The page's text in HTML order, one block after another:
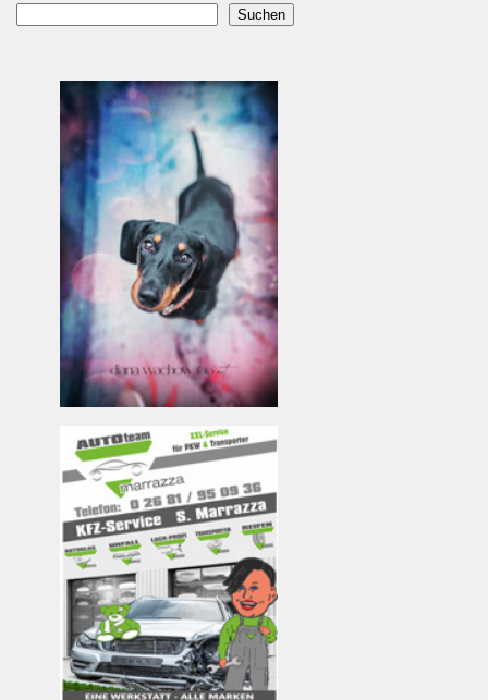
Suchen